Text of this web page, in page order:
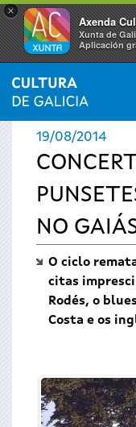
×
Axenda
Xunta de
Aplicación
Se
encuentra
usted
aquí
INICIO ›
19/08/2014
NO
O ciclo
citas
Rodés, o
Costa e os